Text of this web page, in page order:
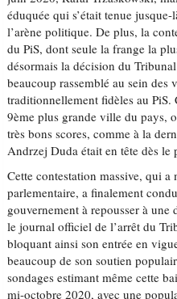
éduquée qui s’était tenue
l’arène politique. De plus, la
du PiS, dont seule la frange la
désormais la décision du
beaucoup rassemblé au sein des
traditionnellement fidèles au PiS.
9ème plus grande ville du pays,
très bons scores, comme à la
Andrzej Duda était en tête dès le
Cette contestation massive, qui
parlementaire, a finalement
gouvernement à repousser à
le journal officiel de l’arrêt du
bloquant ainsi son entrée en
beaucoup de son soutien
sondages estimant même cette
mi-octobre 2020, avec une